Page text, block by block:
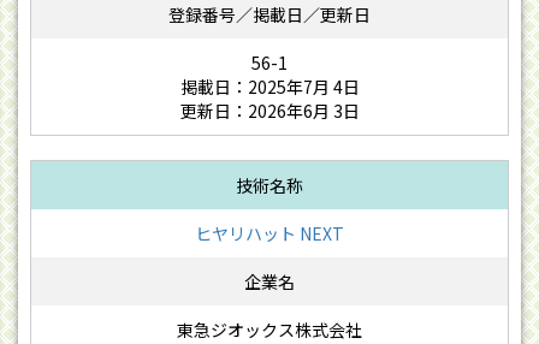
56-1
掲載日：2025年7月 4日
更新日：2026年6月 3日
ヒヤリハット NEXT
東急ジオックス株式会社